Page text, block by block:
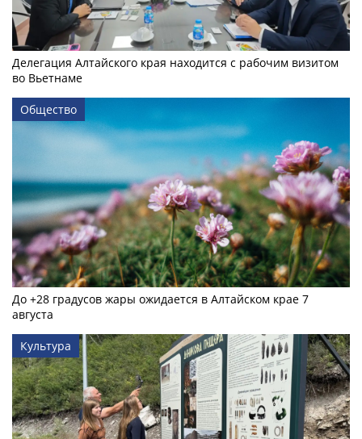
Делегация Алтайского края находится с рабочим визитом
во Вьетнаме
Общество
До +28 градусов жары ожидается в Алтайском крае 7
августа
Культура